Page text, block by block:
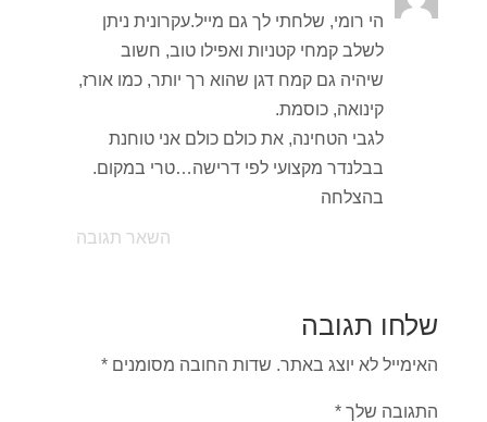
הי רומי, שלחתי לך גם מייל.עקרונית ניתן
לשלב קמחי קטניות ואפילו טוב, חשוב
שיהיה גם קמח דגן שהוא רך יותר, כמו אורז,
קינואה, כוסמת.
לגבי הטחינה, את כולם כולם אני טוחנת
בבלנדר מקצועי לפי דרישה…טרי במקום.
בהצלחה
השאר תגובה
שלחו תגובה
האימייל לא יוצג באתר. שדות החובה מסומנים *
התגובה שלך *